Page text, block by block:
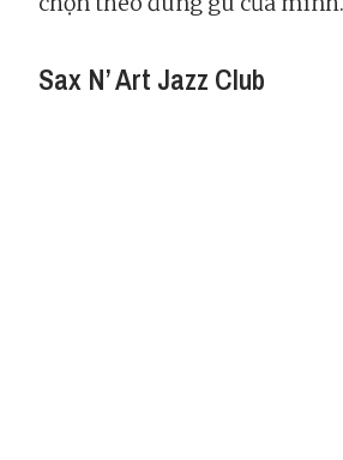
Sax N’ Art Jazz Club